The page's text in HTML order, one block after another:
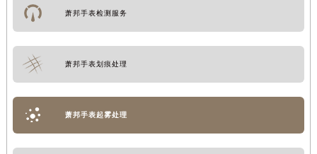
萧邦手表检测服务
萧邦手表划痕处理
萧邦手表起雾处理